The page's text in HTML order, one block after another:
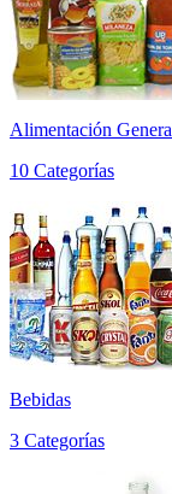
Alimentación
10 Categorías
Bebidas
3 Categorías